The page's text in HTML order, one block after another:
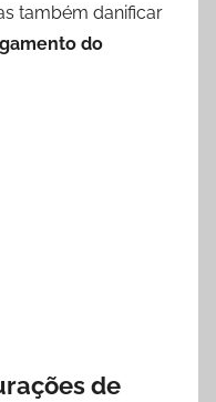
também danificar
do
de